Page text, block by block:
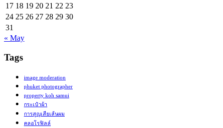
17 18 19 20 21 22 23
24 25 26 27 28 29 30
31
« May
Tags
image moderation
phuket photographer
property koh samui
กระเป๋าผ้า
การสูญเสียเส้นผม
คลอโรฟิลล์